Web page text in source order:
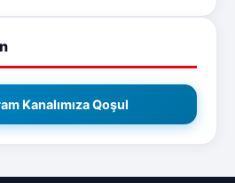
Kanalımıza Qoşul